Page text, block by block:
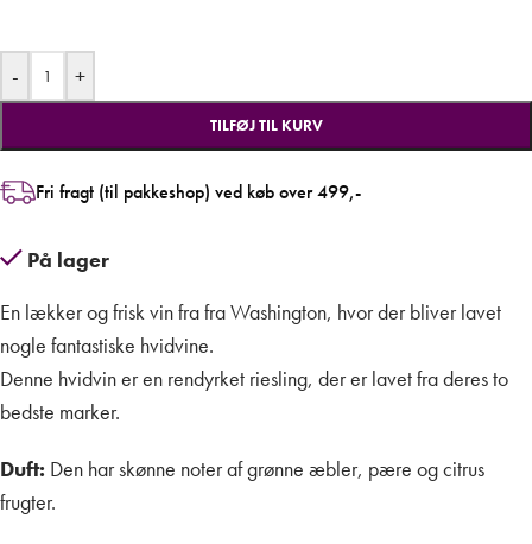
- +
TILFØJ TIL KURV
Fri fragt (til pakkeshop) ved køb over 499,-
På lager
En lækker og frisk vin fra fra Washington, hvor der bliver lavet
nogle fantastiske hvidvine.
Denne hvidvin er en rendyrket riesling, der er lavet fra deres to
bedste marker.
Duft: Den har skønne noter af grønne æbler, pære og citrus
frugter.